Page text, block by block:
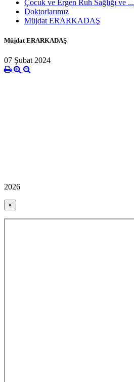
Çocuk ve Ergen Ruh Sağlığı ve ...
Doktorlarımız
Müjdat ERARKADAŞ
Müjdat ERARKADAŞ
07 Şubat 2024
2026
×